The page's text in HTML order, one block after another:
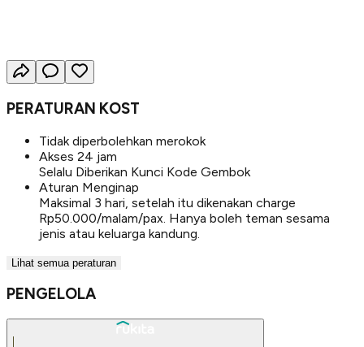
PERATURAN KOST
Tidak diperbolehkan merokok
Akses 24 jam
Selalu Diberikan Kunci Kode Gembok
Aturan Menginap
Maksimal 3 hari, setelah itu dikenakan charge
Rp50.000/malam/pax. Hanya boleh teman sesama
jenis atau keluarga kandung.
Lihat semua peraturan
PENGELOLA